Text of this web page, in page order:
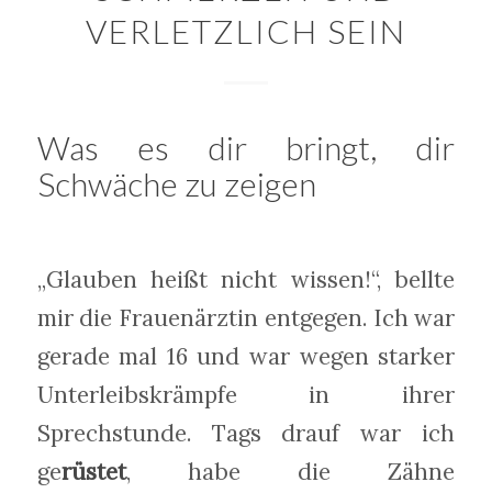
VERLETZLICH SEIN
Was es dir bringt, dir
Schwäche zu zeigen
„Glauben heißt nicht wissen!“, bellte
mir die Frauenärztin entgegen. Ich war
gerade mal 16 und war wegen starker
Unterleibskrämpfe in ihrer
Sprechstunde. Tags drauf war ich
gerüstet, habe die Zähne